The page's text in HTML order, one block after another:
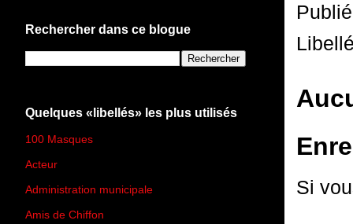
Si
Rechercher dans ce blogue
Quelques «libellés» les plus utilisés
100 Masques
Acteur
Administration municipale
Amis de Chiffon